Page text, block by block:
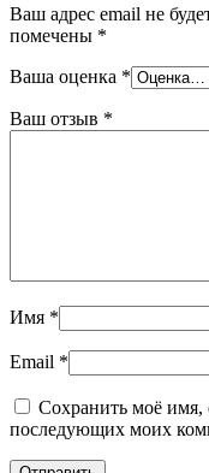
Ваш адрес email не
помечены *
Ваша оценка *
Ваш отзыв *
Имя *
Email *
Сохранить моё имя,
последующих моих